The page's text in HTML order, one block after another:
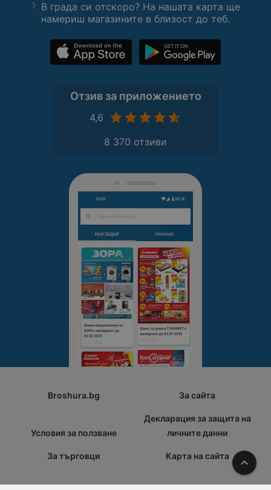
В града си отскоро? На нашата карта ще
намериш магазините в близост до теб.
Отзив за приложението
4,6
8 370 отзиви
Broshura.bg За сайта
Условия за ползване
Декларация за защита на
личните данни
За търговци Карта на сайта